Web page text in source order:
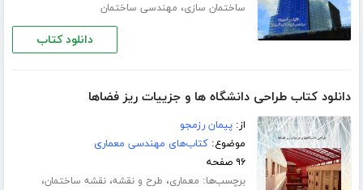
ساختمان سازی، مهندسی ساختمان
دانلود کتاب
دانلود کتاب طراحی دانشگاه ها و جزییات ریز فضاها
از:پیمان رزمجو
موضوع:کتاب‌های مهندسی معماری
۹۶ صفحه
برچسب‌ها: معماری، طرح و نقشه،نقشه ساختمان،